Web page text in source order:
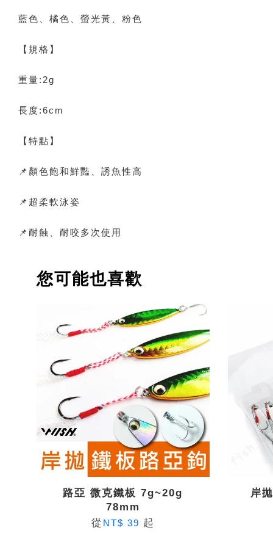
藍色、橘色、螢光黃、粉色
【規格】
重量:2g
長度:6cm
【特點】
📌顏色飽和鮮豔、誘魚性高
📌超柔軟泳姿
📌耐蝕、耐咬多次使用
您可能也喜歡
路亞 微克鐵板 7g~20g
78mm
從 NT$ 39 起
岸